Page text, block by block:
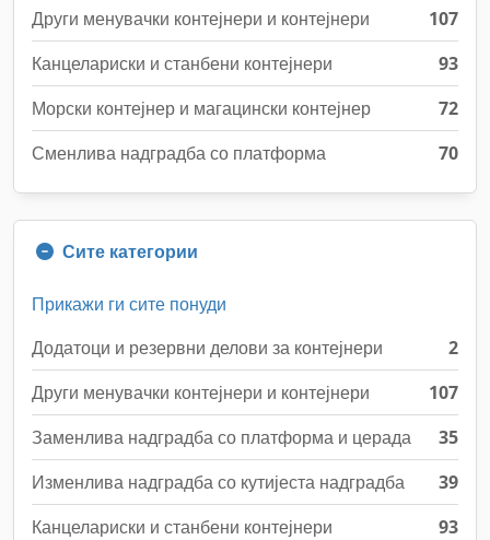
Други менувачки контејнери и контејнери
107
Канцелариски и станбени контејнери
93
Морски контејнер и магацински контејнер
72
Сменлива надградба со платформа
70
Сите категории
Прикажи ги сите понуди
Додатоци и резервни делови за контејнери
2
Други менувачки контејнери и контејнери
107
Заменлива надградба со платформа и церада
35
Изменлива надградба со кутијеста надградба
39
Канцелариски и станбени контејнери
93